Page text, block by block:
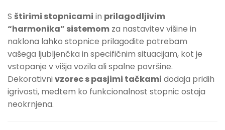
S štirimi stopnicami in prilagodljivim
“harmonika” sistemom za nastavitev višine in
naklona lahko stopnice prilagodite potrebam
vašega ljubljenčka in specifičnim situacijam, kot je
vstopanje v višja vozila ali spalne površine.
Dekorativnivzorec s pasjimi tačkami dodaja pridih
igrivosti, medtem ko funkcionalnost stopnic ostaja
neokrnjena.